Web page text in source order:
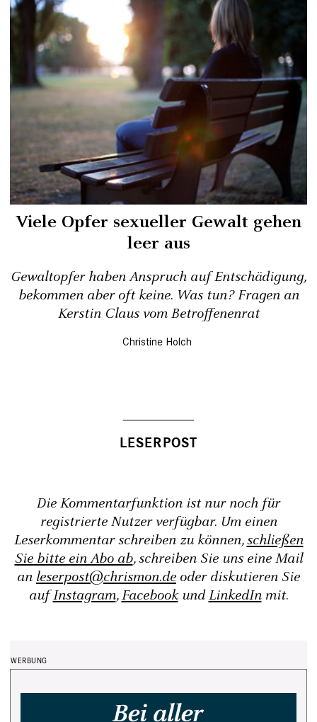
Viele Opfer sexueller Gewalt gehen
leer aus
Gewaltopfer haben Anspruch auf Entschädigung,
bekommen aber oft keine. Was tun? Fragen an
Kerstin Claus vom Betroffenenrat
Christine Holch
Die Kommentarfunktion ist nur noch für
registrierte Nutzer verfügbar. Um einen
Leserkommentar schreiben zu können,schließen
Sie bitte ein Abo ab, schreiben Sie uns eine Mail
anleserpost@chrismon.de oder diskutieren Sie
aufInstagram,FacebookundLinkedInmit.